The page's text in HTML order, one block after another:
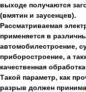
выходе получаются
(вмятин и заусенцев).
Рассматриваемая
применяется в
автомобилестроение,
приборостроение, а
качественная
Такой параметр, как
разрыв должен